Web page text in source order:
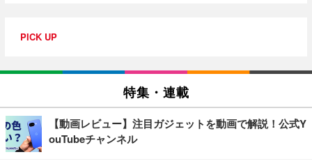
PICK UP
特集・連載
【動画レビュー】注目ガジェットを動画で解説！公式Y
ouTubeチャンネル